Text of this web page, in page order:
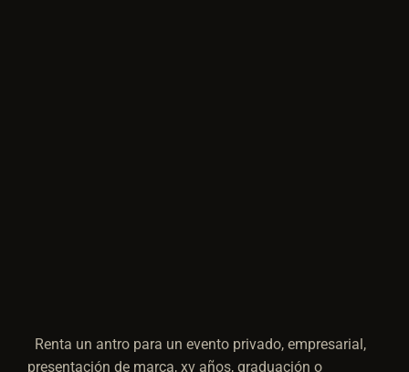
Renta un antro para un evento privado, empresarial,
presentación de marca, xv años, graduación o